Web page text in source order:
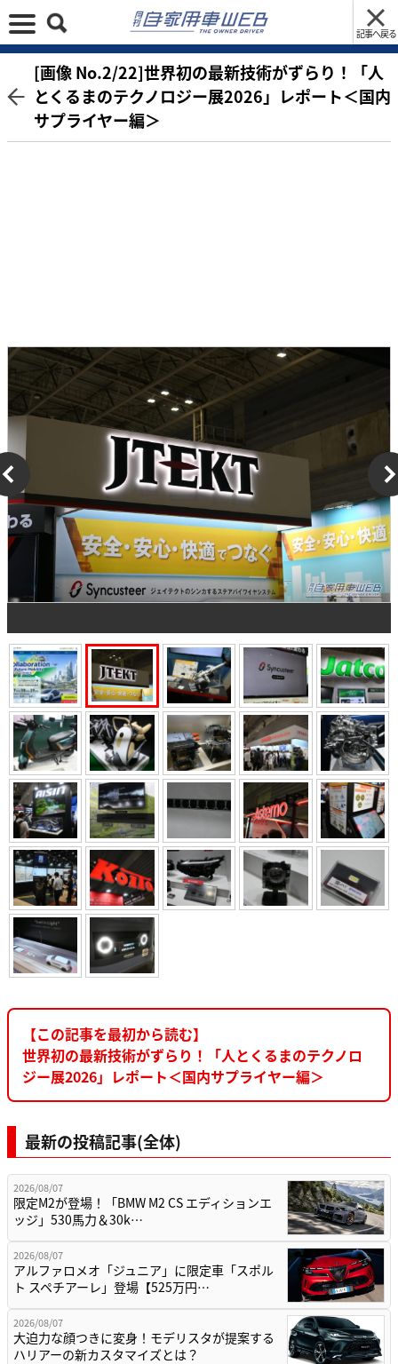
記事へ戻る
[画像 No.2/22]世界初の最新技術がずらり！「人
とくるまのテクノロジー展2026」レポート＜国内
サプライヤー編＞
【この記事を最初から読む】
世界初の最新技術がずらり！「人とくるまのテクノロ
ジー展2026」レポート＜国内サプライヤー編＞
最新の投稿記事(全体)
2026/08/07
限定M2が登場！「BMW M2 CS エディションエ
ッジ」530馬力＆30k…
2026/08/07
アルファロメオ「ジュニア」に限定車「スポル
ト スペチアーレ」登場【525万円…
2026/08/07
大迫力な顔つきに変身！モデリスタが提案する
ハリアーの新カスタマイズとは？